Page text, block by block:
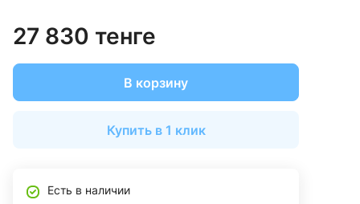
27 830 тенге
В корзину
Купить в 1 клик
Есть в наличии